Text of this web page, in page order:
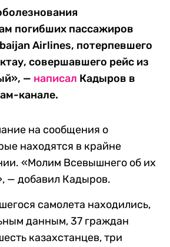
погибших пассажиров
Airlines, потерпевшего
совершавшего рейс из
— написал Кадыров в
канале.
на сообщения о
находятся в крайне
«Молим Всевышнего об их
— добавил Кадыров.
самолета находились,
данным, 37 граждан
казахстанцев, три